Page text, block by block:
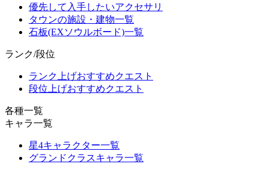
優先して入手したいアクセサリ
タウンの施設・建物一覧
石板(EXソウルボード)一覧
ランク/段位
ランク上げおすすめクエスト
段位上げおすすめクエスト
各種一覧
キャラ一覧
星4キャラクター一覧
グランドクラスキャラ一覧